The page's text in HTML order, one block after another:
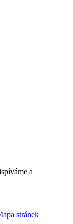
a
stránek